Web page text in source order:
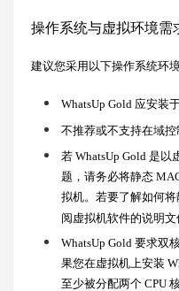
操作系统与虚拟环境需
建议您采用以下操作系统环境
WhatsUp Gold 应安装
不推荐或不支持在域
若 WhatsUp Gold 是以
题，请务必将静态
拟机。若要了解如何将
阅虚拟机软件的说明文
WhatsUp Gold 要求双
果您在虚拟机上安装
至少被分配两个 CPU